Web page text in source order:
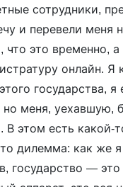
сотрудники,
и перевели меня
что это временно, а
онлайн. Я
государства, я
меня, уехавшую,
В этом есть какой-
то дилемма: как же
государство —